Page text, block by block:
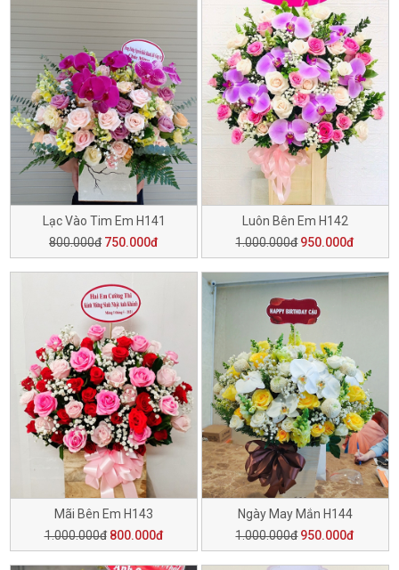
Lạc Vào Tim Em H141
800.000đ 750.000đ
Luôn Bên Em H142
1.000.000đ 950.000đ
Mãi Bên Em H143
1.000.000đ 800.000đ
Ngày May Mắn H144
1.000.000đ 950.000đ